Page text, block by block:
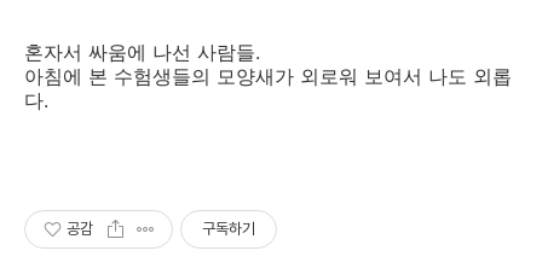
혼자서 싸움에 나선 사람들.
아침에 본 수험생들의 모양새가 외로워 보여서 나도 외롭
다.
공감 구독하기